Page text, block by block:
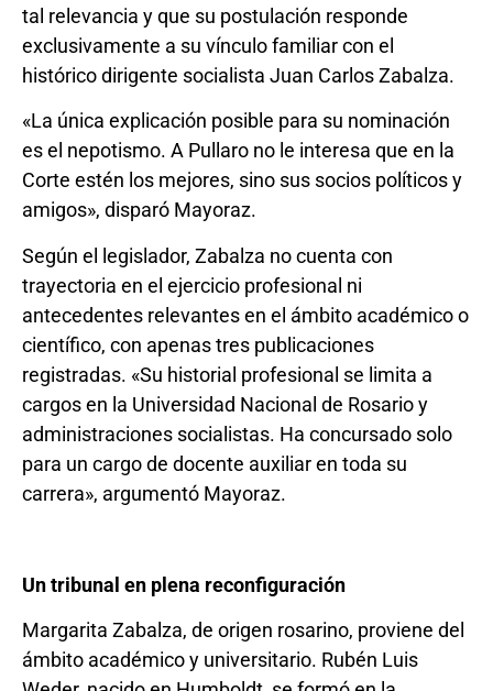
tal relevancia y que su postulación responde
exclusivamente a su vínculo familiar con el
histórico dirigente socialista Juan Carlos Zabalza.
«La única explicación posible para su nominación
es el nepotismo. A Pullaro no le interesa que en la
Corte estén los mejores, sino sus socios políticos y
amigos», disparó Mayoraz.
Según el legislador, Zabalza no cuenta con
trayectoria en el ejercicio profesional ni
antecedentes relevantes en el ámbito académico o
científico, con apenas tres publicaciones
registradas. «Su historial profesional se limita a
cargos en la Universidad Nacional de Rosario y
administraciones socialistas. Ha concursado solo
para un cargo de docente auxiliar en toda su
carrera», argumentó Mayoraz.
Un tribunal en plena reconfiguración
Margarita Zabalza, de origen rosarino, proviene del
ámbito académico y universitario. Rubén Luis